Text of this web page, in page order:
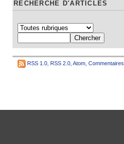
RECHERCHE D'ARTICLES
RSS 1.0 RSS 2.0 Atom Commentaires